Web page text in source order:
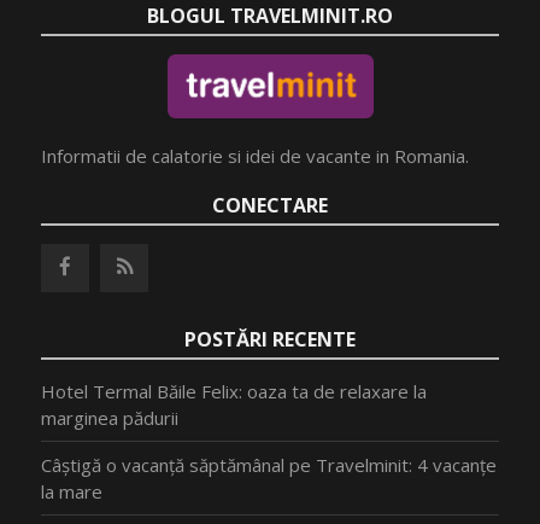
BLOGUL TRAVELMINIT.RO
Informatii de calatorie si idei de vacante in Romania.
CONECTARE
POSTĂRI RECENTE
Hotel Termal Băile Felix: oaza ta de relaxare la
marginea pădurii
Câștigă o vacanță săptămânal pe Travelminit: 4 vacanțe
la mare